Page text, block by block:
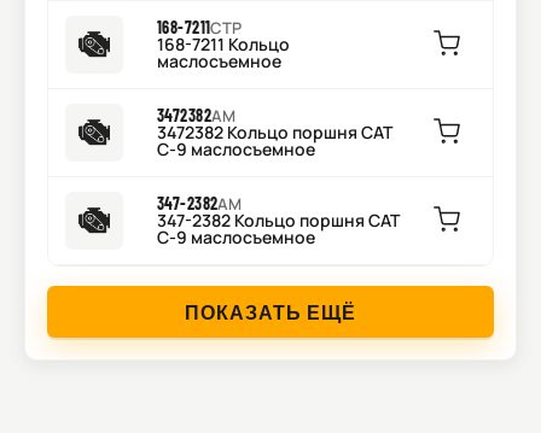
168-7211CTP
168-7211 Кольцо
маслосъемное
3472382AM
3472382 Кольцо поршня CAT
C-9 маслосъемное
347-2382AM
347-2382 Кольцо поршня CAT
C-9 маслосъемное
ПОКАЗАТЬ ЕЩЁ